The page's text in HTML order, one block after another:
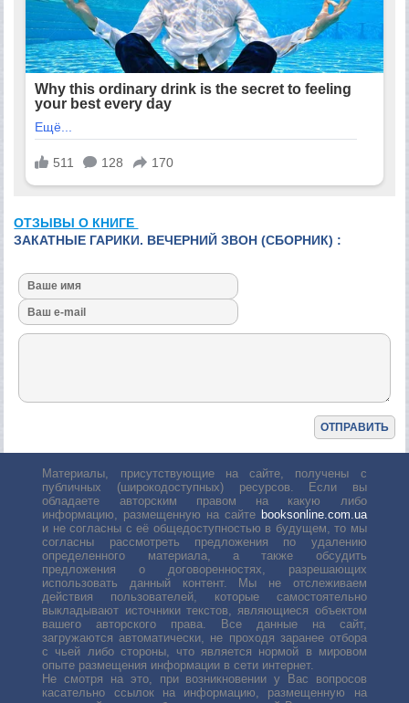
ОТЗЫВЫ О КНИГЕ
ЗАКАТНЫЕ ГАРИКИ. ВЕЧЕРНИЙ ЗВОН (СБОРНИК) :
Материалы, присутствующие на сайте, получены с
публичных (широкодоступных) ресурсов. Если вы
обладаете авторским правом на какую либо
информацию, размещенную на сайте booksonline.com.ua
и не согласны с её общедоступностью в будущем, то мы
согласны рассмотреть предложения по удалению
определенного материала, а также обсудить
предложения о договоренностях, разрешающих
использовать данный контент. Мы не отслеживаем
действия пользователей, которые самостоятельно
выкладывают источники текстов, являющиеся объектом
вашего авторского права. Все данные на сайт,
загружаются автоматически, не проходя заранее отбора
с чьей либо стороны, что является нормой в мировом
опыте размещения информации в сети интернет.
Не смотря на это, при возникновении у Вас вопросов
касательно ссылок на информацию, размещенную на